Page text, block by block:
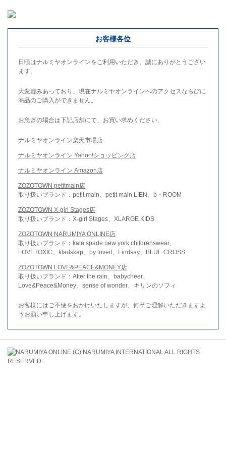
お客様各位
日頃はナルミヤオンラインをご利用いただき、誠にありがとうござい
ます。
大変混みあっており、現在ナルミヤオンラインへのアクセスならびに
商品のご購入ができません。
お急ぎの場合は下記店舗にて、お買い求めください。
ナルミヤオンライン楽天市場店
ナルミヤオンライン Yahoo!ショッピング店
ナルミヤオンライン Amazon店
ZOZOTOWN petitmain店
取り扱いブランド：petit main、petit main LIEN、b・ROOM
ZOZOTOWN X-girl Stages店
取り扱いブランド：X-girl Stages、XLARGE KIDS
ZOZOTOWN NARUMIYA ONLINE店
取り扱いブランド：kate spade new york childrenswear、
LOVETOXIC、kladskap、by loveit、Lindsay、BLUE CROSS
ZOZOTOWN LOVE&PEACE&MONEY店
取り扱いブランド：After the rain、babycheer、
Love&Peace&Money、sense of wonder、キリンのソフィ
お客様にはご不便をおかけいたしますが、何卒ご理解いただきますよ
うお願い申し上げます。